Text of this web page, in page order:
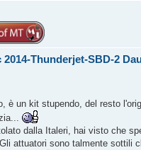
Thunderjet-SBD-2
è un kit stupendo, del resto
dalla Italeri, hai visto che
attuatori sono talmente sottili